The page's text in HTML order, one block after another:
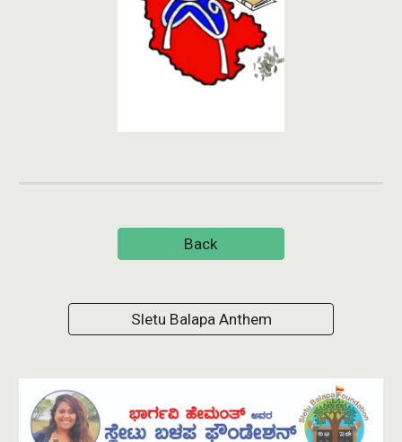
Back
Sletu Balapa Anthem